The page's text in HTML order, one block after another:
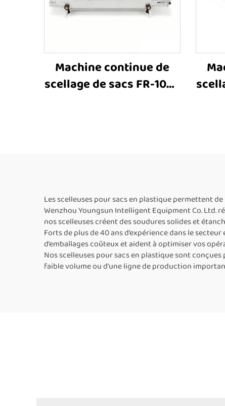
Machine continue de
scellage de sacs FR-1000
papier kraft
Les scelleuses pour sacs en plastique permettent
Wenzhou Youngsun Intelligent Equipment Co. Ltd.
nos scelleuses créent des soudures solides et
Forts de plus de 40 ans d’expérience dans le
d’emballages coûteux et aident à optimiser vos
Nos scelleuses pour sacs en plastique sont
faible volume ou d’une ligne de production